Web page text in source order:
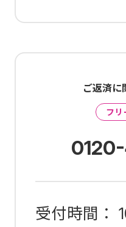
ご返済に
フリ
受付時間：